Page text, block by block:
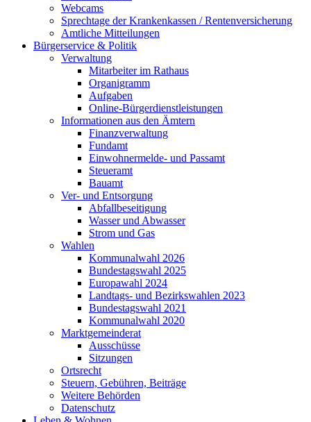
Webcams
Sprechtage der Krankenkassen / Rentenversicherung
Amtliche Mitteilungen
Bürgerservice & Politik
Verwaltung
Mitarbeiter im Rathaus
Organigramm
Aufgaben
Online-Bürgerdienstleistungen
Informationen aus den Ämtern
Finanzverwaltung
Fundamt
Einwohnermelde- und Passamt
Steueramt
Bauamt
Ver- und Entsorgung
Abfallbeseitigung
Wasser und Abwasser
Strom und Gas
Wahlen
Kommunalwahl 2026
Bundestagswahl 2025
Europawahl 2024
Landtags- und Bezirkswahlen 2023
Bundestagswahl 2021
Kommunalwahl 2020
Marktgemeinderat
Ausschüsse
Sitzungen
Ortsrecht
Steuern, Gebühren, Beiträge
Weitere Behörden
Datenschutz